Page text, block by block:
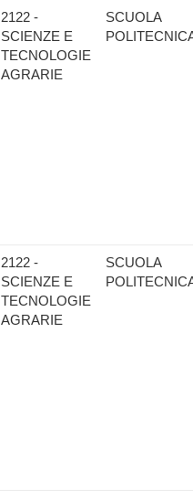
2122 -
SCIENZE E
TECNOLOGIE
AGRARIE
SCUOLA
2122 -
SCIENZE E
TECNOLOGIE
AGRARIE
SCUOLA